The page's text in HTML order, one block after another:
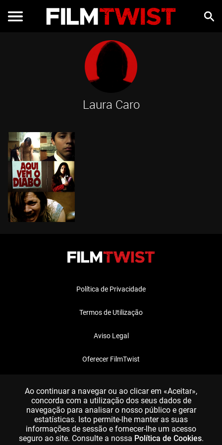
Laura Caro
Política de Privacidade
Termos de Utilização
Aviso Legal
Oferecer FilmTwist
Ao continuar a navegar ou ao clicar em «Aceitar»,
concorda com a utilização dos seus dados de
navegação para analisar o nosso público e gerar
estatísticas. Isto permite-lhe manter as suas
informações de sessão e fornecer-lhe um acesso
seguro ao site. Consulte a nossa Política de Cookies.